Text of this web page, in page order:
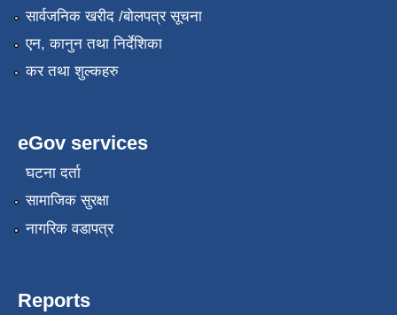
सार्वजनिक खरीद /बोलपत्र सूचना
एन, कानुन तथा निर्देशिका
कर तथा शुल्कहरु
eGov services
घटना दर्ता
सामाजिक सुरक्षा
नागरिक वडापत्र
Reports